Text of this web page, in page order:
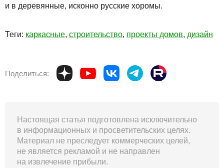
и в деревянные, исконно русские хоромы.
Теги: каркасные, строительство, проекты домов, дизайн
Поделиться:
Настоящая статья подготовлена исключительно
в информационных и просветительских целях.
Материал не преследует коммерческих целей,
не является рекламой и не направлен
на извлечение прибыли.